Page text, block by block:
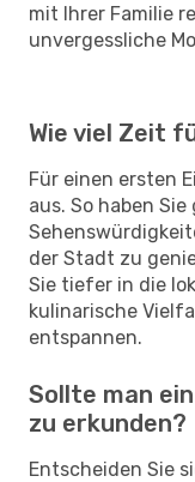
mit Ihrer Familie
unvergessliche
Wie viel Zeit
Für einen ersten
aus. So haben
der Stadt zu
Sie tiefer in die
kulinarische
entspannen.
Sollte man
zu erkunden?
Entscheiden Sie